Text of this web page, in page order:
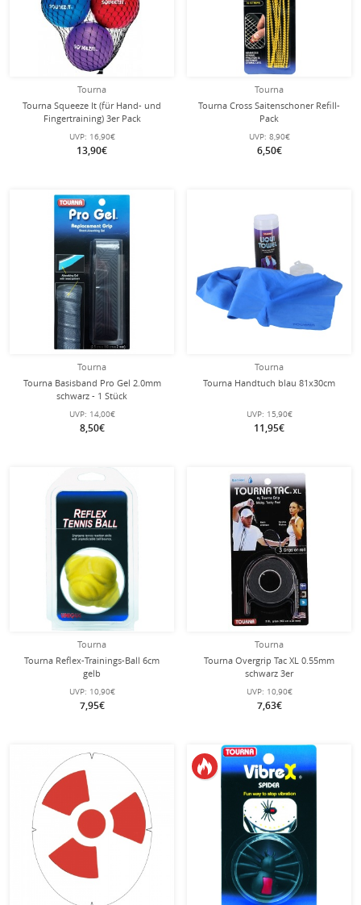
Tourna
Tourna Squeeze It (für Hand- und
Fingertraining) 3er Pack
UVP: 16,90€
13,90€
Tourna
Tourna Cross Saitenschoner Refill-
Pack
UVP: 8,90€
6,50€
Tourna
Tourna Basisband Pro Gel 2.0mm
schwarz - 1 Stück
UVP: 14,00€
8,50€
Tourna
Tourna Handtuch blau 81x30cm
UVP: 15,90€
11,95€
Tourna
Tourna Reflex-Trainings-Ball 6cm
gelb
UVP: 10,90€
7,95€
Tourna
Tourna Overgrip Tac XL 0.55mm
schwarz 3er
UVP: 10,90€
7,63€